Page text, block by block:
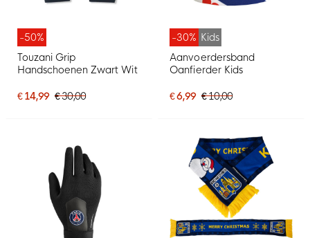
-50%
Touzani Grip
Handschoenen Zwart Wit
€ 14,99 € 30,00
-30% Kids
Aanvoerdersband
Oanfierder Kids
€ 6,99 € 10,00